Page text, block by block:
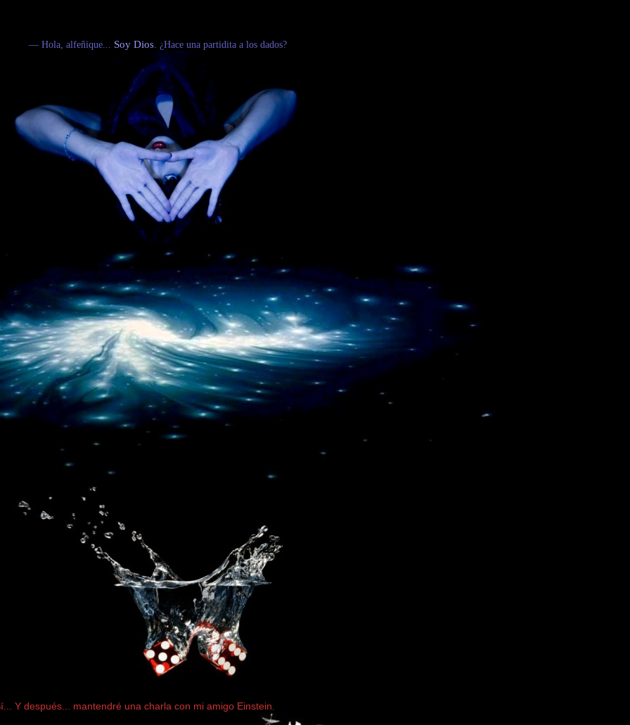
— Hola, alfeñique... Soy Dios. ¿Hace una partidita a los dados?
Y después... mantendré una charla con mi amigo Einstein.